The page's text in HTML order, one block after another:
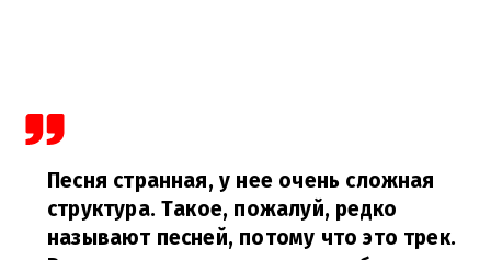
Песня странная, у нее очень сложная
структура. Такое, пожалуй, редко
называют песней, потому что это трек.